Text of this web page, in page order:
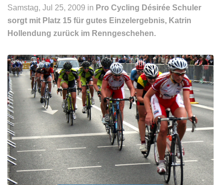
Samstag, Jul 25, 2009 in Pro Cycling Désirée Schuler
sorgt mit Platz 15 für gutes Einzelergebnis, Katrin
Hollendung zurück im Renngeschehen.